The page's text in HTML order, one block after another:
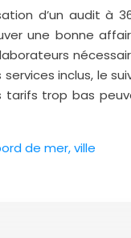
d’un audit à
une bonne
inclus, le
trop bas
de mer, ville